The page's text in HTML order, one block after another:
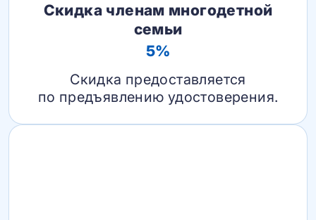
Скидка членам многодетной
семьи
5%
Скидка предоставляется
по предъявлению удостоверения.